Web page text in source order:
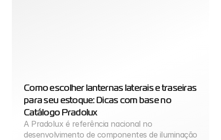
Como escolher lanternas laterais e traseiras
para seu estoque: Dicas com base no
Catálogo Pradolux
A Pradolux é referência nacional no
desenvolvimento de componentes de iluminação